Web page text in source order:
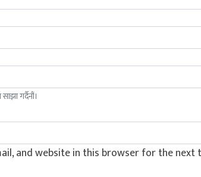
गर्दैनौं।
and website in this browser for the next